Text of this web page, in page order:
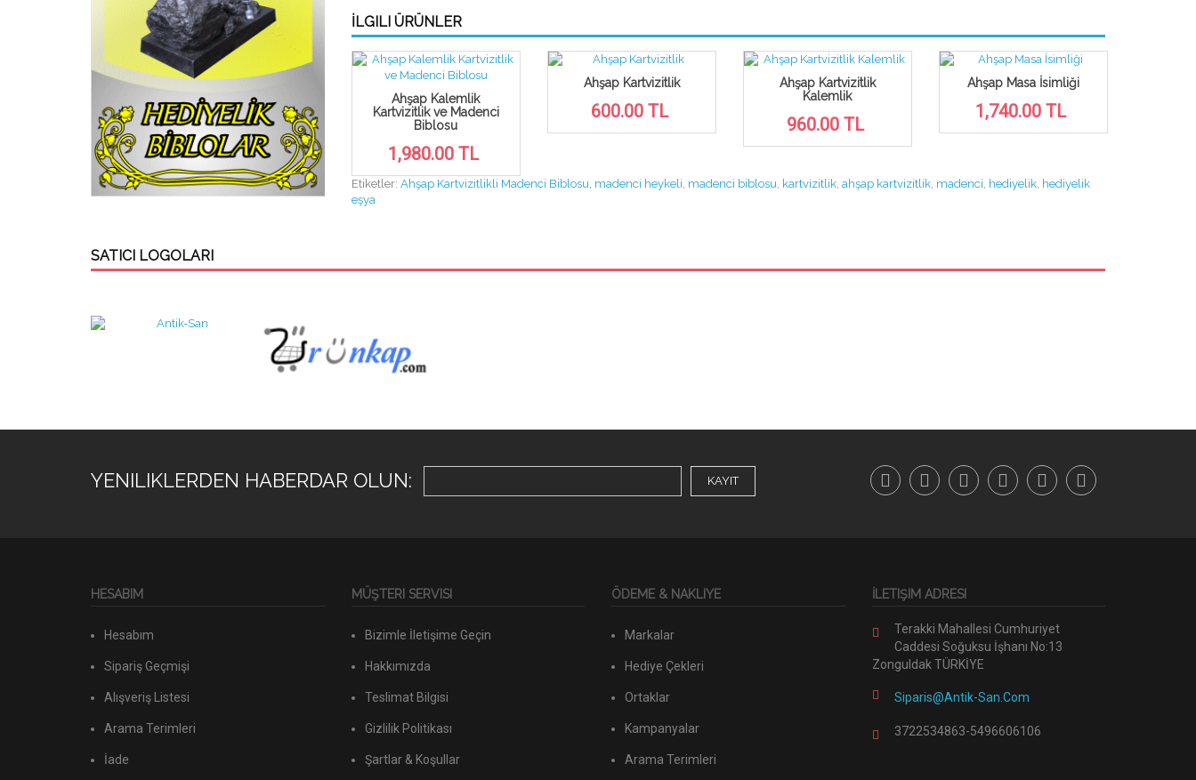
İLGILI ÜRÜNLER
Ahşap Kalemlik
Kartvizitlik ve Madenci
Biblosu
1,980.00 TL
Ahşap Kartvizitlik
600.00 TL
Ahşap Kartvizitlik
Kalemlik
960.00 TL
Ahşap Masa İsimliği
1,740.00 TL
Etiketler: Ahşap Kartvizitlikli Madenci Biblosu madenci heykeli madenci biblosu kartvizitlik, ahşap kartvizitlik, madenci hediyelik, hediyelik
eşya
YENILIKLERDEN HABERDAR OLUN: KAYIT
HESABIM
Hesabım
Sipariş Geçmişi
Alışveriş Listesi
Arama Terimleri
İade
MÜŞTERI SERVISI
Bizimle İletişime Geçin
Hakkımızda
Teslimat Bilgisi
Gizlilik Politikası
Şartlar & Koşullar
ÖDEME & NAKLIYE
Markalar
Hediye Çekleri
Ortaklar
Kampanyalar
Arama Terimleri
İLETIŞIM ADRESI
Terakki Mahallesi Cumhuriyet
Caddesi Soğuksu İşhanı No:13
Zonguldak TÜRKİYE
Siparis@antik-San.com
3722534863-5496606106